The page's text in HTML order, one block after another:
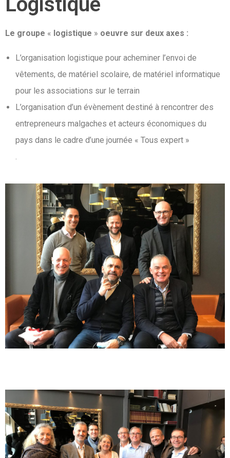
Le groupe « logistique » oeuvre sur deux axes :
L’organisation logistique pour acheminer l’envoi de
vêtements, de matériel scolaire, de matériel informatique
pour les associations sur le terrain
L’organisation d’un évènement destiné à rencontrer des
entrepreneurs malgaches et acteurs économiques du
pays dans le cadre d’une journée « Tous expert »